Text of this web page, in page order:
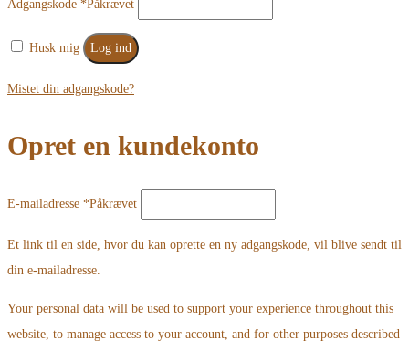
Adgangskode *Påkrævet
Husk mig Log ind
Mistet din adgangskode?
Opret en kundekonto
E-mailadresse *Påkrævet
Et link til en side, hvor du kan oprette en ny adgangskode, vil blive sendt til
din e-mailadresse.
Your personal data will be used to support your experience throughout this
website, to manage access to your account, and for other purposes described